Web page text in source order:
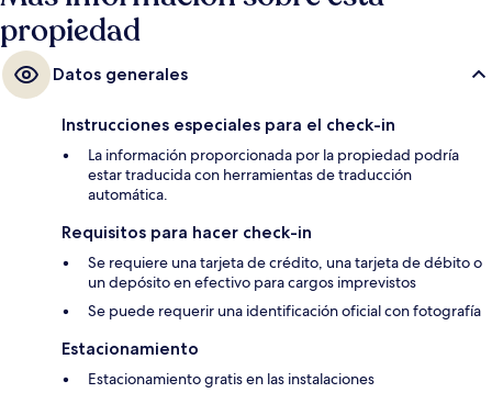
propiedad
Datos generales
Instrucciones especiales para el check-in
La información proporcionada por la propiedad podría
estar traducida con herramientas de traducción
automática.
Requisitos para hacer check-in
Se requiere una tarjeta de crédito, una tarjeta de débito o
un depósito en efectivo para cargos imprevistos
Se puede requerir una identificación oficial con fotografía
Estacionamiento
Estacionamiento gratis en las instalaciones